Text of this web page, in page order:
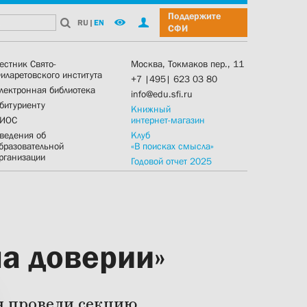
RU | EN
Поддержите
СФИ
Свято-
института
библиотека
об
Москва, Токмаков пер., 11
+7 |495| 623 03 80
info@edu.sfi.ru
Книжный
интернет-магазин
Клуб
«В поисках смысла»
Годовой отчет 2025
доверии»